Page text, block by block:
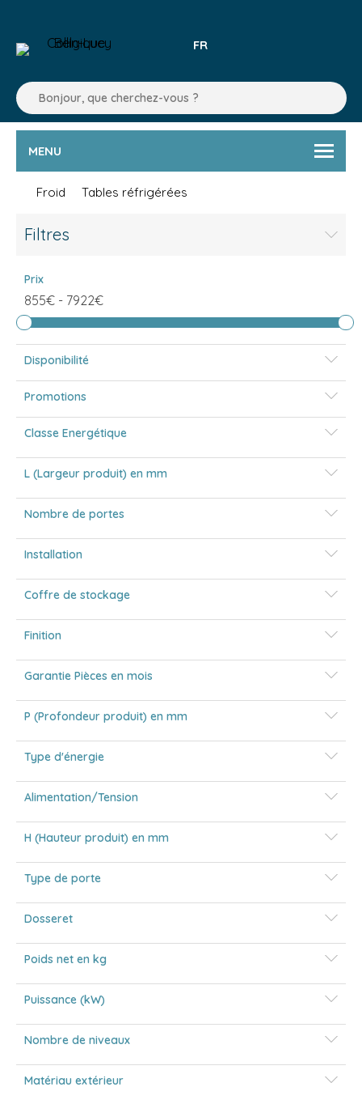
FR
MENU
Froid Tables réfrigérées
Filtres
Prix
855€ - 7922€
Disponibilité
Promotions
Classe Energétique
L (Largeur produit) en mm
Nombre de portes
Installation
Coffre de stockage
Finition
Garantie Pièces en mois
P (Profondeur produit) en mm
Type d'énergie
Alimentation/Tension
H (Hauteur produit) en mm
Type de porte
Dosseret
Poids net en kg
Puissance (kW)
Nombre de niveaux
Matériau extérieur